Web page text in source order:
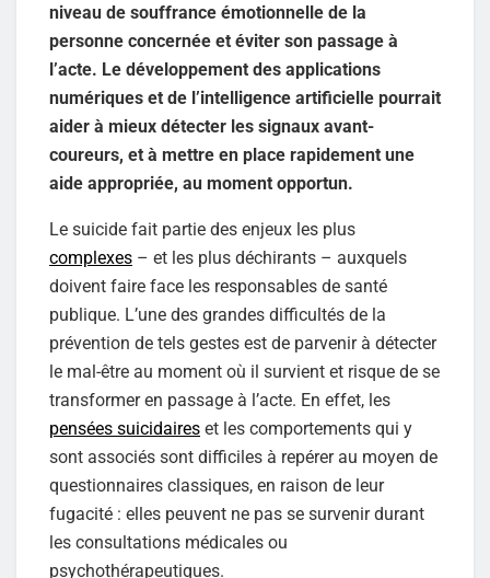
niveau de souffrance émotionnelle de la
personne concernée et éviter son passage à
l’acte. Le développement des applications
numériques et de l’intelligence artificielle pourrait
aider à mieux détecter les signaux avant-
coureurs, et à mettre en place rapidement une
aide appropriée, au moment opportun.
Le suicide fait partie des enjeux les plus
complexes – et les plus déchirants – auxquels
doivent faire face les responsables de santé
publique. L’une des grandes difficultés de la
prévention de tels gestes est de parvenir à détecter
le mal-être au moment où il survient et risque de se
transformer en passage à l’acte. En effet, les
pensées suicidaires et les comportements qui y
sont associés sont difficiles à repérer au moyen de
questionnaires classiques, en raison de leur
fugacité : elles peuvent ne pas se survenir durant
les consultations médicales ou
psychothérapeutiques.